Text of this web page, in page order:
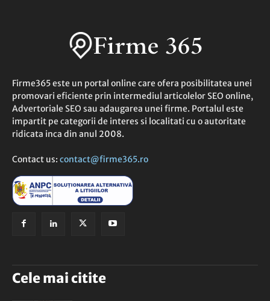
Firme365 este un portal online care ofera posibilitatea unei
promovari eficiente prin intermediul articolelor SEO online,
Advertoriale SEO sau adaugarea unei firme. Portalul este
impartit pe categorii de interes si localitati cu o autoritate
ridicata inca din anul 2008.
Contact us: contact@firme365.ro
Cele mai citite